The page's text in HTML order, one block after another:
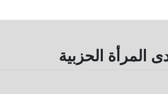
المرأة الحزبية